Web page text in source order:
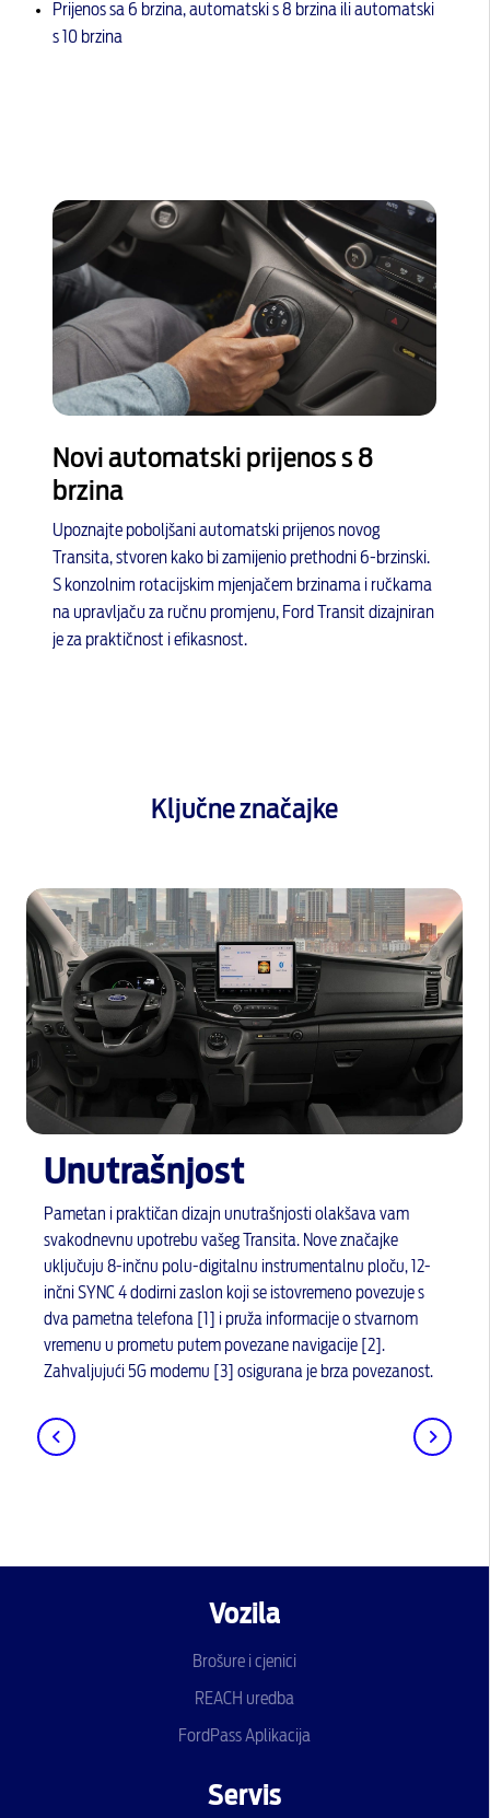
Prijenos sa 6 brzina, automatski s 8 brzina ili automatski
s 10 brzina
Novi automatski prijenos s 8
brzina
Upoznajte poboljšani automatski prijenos novog
Transita, stvoren kako bi zamijenio prethodni 6-brzinski.
S konzolnim rotacijskim mjenjačem brzinama i ručkama
na upravljaču za ručnu promjenu, Ford Transit dizajniran
je za praktičnost i efikasnost.
Ključne značajke
Unutrašnjost
Pametan i praktičan dizajn unutrašnjosti olakšava vam
svakodnevnu upotrebu vašeg Transita. Nove značajke
uključuju 8-inčnu polu-digitalnu instrumentalnu ploču, 12-
inčni SYNC 4 dodirni zaslon koji se istovremeno povezuje s
dva pametna telefona [1] i pruža informacije o stvarnom
vremenu u prometu putem povezane navigacije [2].
Zahvaljujući 5G modemu [3] osigurana je brza povezanost.
Vozila
Brošure i cjenici
REACH uredba
FordPass Aplikacija
Servis